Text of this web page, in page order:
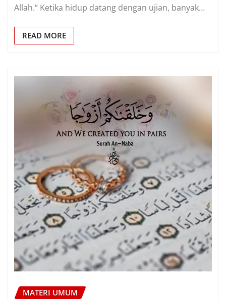
Allah.“ Ketika hidup datang dengan ujian, banyak…
READ MORE
MATERI UMUM